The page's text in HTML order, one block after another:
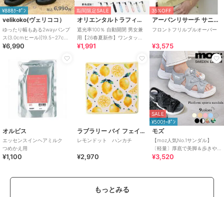
¥888ｸｰﾎﾟﾝ
velikoko(ヴェリココ）
ゆったり幅もある2wayパンプ
ス(3.0cmヒール)[19.5~27cm]
ラクチンきれいシューズ
¥6,990
期間限定SALE
オリエンタルトラフィック
遮光率100％ 自動開閉 男女兼
用【26春夏新作】ワンタッチ
晴雨兼用 折りたたみ傘 /G-
¥1,991
35%OFF
アーバンリサーチ サニーレーベル
フロントフリルプルオーバー
¥3,575
オルビス
エッセンスインヘアミルク
つめかえ用
¥1,100
ラブラリー バイ フェイラー
レモンドット ハンカチ
¥2,970
SALE
¥500ｸｰﾎﾟﾝ
モズ
【moz人気No.1サンダル】
〔軽量〕厚底で美脚＆歩きや
すい！疲れにくいフィット感
¥3,520
もっとみる